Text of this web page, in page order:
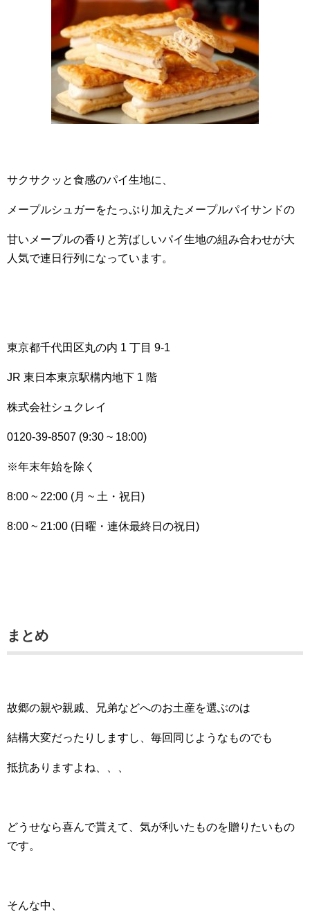
サクサクッと食感のパイ生地に、
メープルシュガーをたっぷり加えたメープルパイサンドの
甘いメープルの香りと芳ばしいパイ生地の組み合わせが大
人気で連日行列になっています。
東京都千代田区丸の内 1 丁目 9-1
JR 東日本東京駅構内地下 1 階
株式会社シュクレイ
0120-39-8507 (9:30 ~ 18:00)
※年末年始を除く
8:00 ~ 22:00 (月 ~ 土・祝日)
8:00 ~ 21:00 (日曜・連休最終日の祝日)
まとめ
故郷の親や親戚、兄弟などへのお土産を選ぶのは
結構大変だったりしますし、毎回同じようなものでも
抵抗ありますよね、、、
どうせなら喜んで貰えて、気が利いたものを贈りたいもの
です。
そんな中、